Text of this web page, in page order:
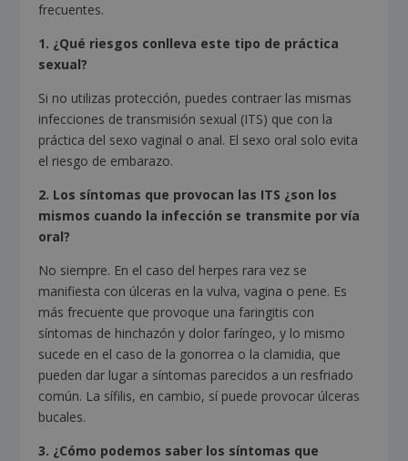
frecuentes.
1. ¿Qué riesgos conlleva este tipo de práctica
sexual?
Si no utilizas protección, puedes contraer las mismas
infecciones de transmisión sexual (ITS) que con la
práctica del sexo vaginal o anal. El sexo oral solo evita
el riesgo de embarazo.
2. Los síntomas que provocan las ITS ¿son los
mismos cuando la infección se transmite por vía
oral?
No siempre. En el caso del herpes rara vez se
manifiesta con úlceras en la vulva, vagina o pene. Es
más frecuente que provoque una faringitis con
síntomas de hinchazón y dolor faríngeo, y lo mismo
sucede en el caso de la gonorrea o la clamidia, que
pueden dar lugar a síntomas parecidos a un resfriado
común. La sífilis, en cambio, sí puede provocar úlceras
bucales.
3. ¿Cómo podemos saber los síntomas que